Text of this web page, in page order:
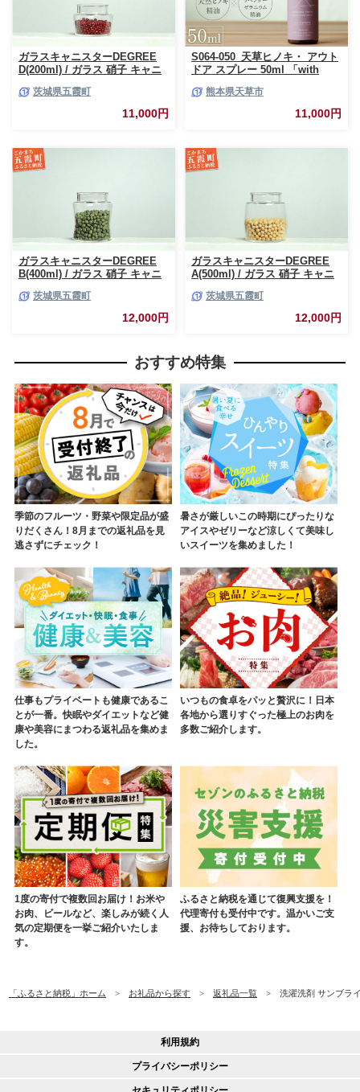
ガラスキャニスターDEGREE
D(200ml) / ガラス 硝子 キャニ
耐熱 一生もの 職人 こだわり
JIDA デザインミュージアムセ
レクション 茨城県 五霞町
茨城県五霞町
11,000円
S064-050_天草ヒノキ・ アウト
ドア スプレー 50ml 「with
熊本県天草市
11,000円
ガラスキャニスターDEGREE
B(400ml) / ガラス 硝子 キャニ
耐熱 一生もの 職人 こだわり
JIDA デザインミュージアムセ
レクション 茨城県 五霞町
茨城県五霞町
12,000円
ガラスキャニスターDEGREE
A(500ml) / ガラス 硝子 キャニ
耐熱 一生もの 職人 こだわり
JIDA デザインミュージアムセ
レクション 茨城県 五霞町
茨城県五霞町
12,000円
おすすめ特集
季節のフルーツ・野菜や限定品が盛
りだくさん！8月までの返礼品を見
逃さずにチェック！
暑さが厳しいこの時期にぴったりな
アイスやゼリーなど涼しくて美味し
いスイーツを集めました！
仕事もプライベートも健康であるこ
とが一番。快眠やダイエットなど健
康や美容にまつわる返礼品を集めま
した。
いつもの食卓をパッと贅沢に！日本
各地から選りすぐった極上のお肉を
多数ご紹介します。
1度の寄付で複数回お届け！お米や
お肉、ビールなど、楽しみが続く人
気の定期便を一挙ご紹介いたしま
す。
ふるさと納税を通じて復興支援を！
代理寄付も受付中です。温かいご支
援、お待ちしております。
「ふるさと納税」ホーム お礼品から探す 返礼品一覧 洗濯洗剤 サンブラ
利用規約
プライバシーポリシー